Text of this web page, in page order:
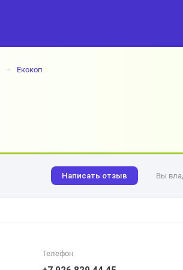
➔ Екокоп
Написать отзыв Вы
Телефон